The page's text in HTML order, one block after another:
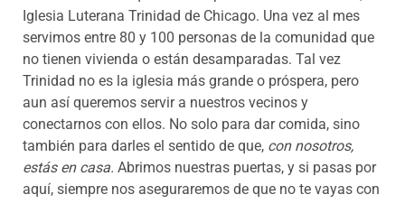
Iglesia Luterana Trinidad de Chicago. Una vez al mes
servimos entre 80 y 100 personas de la comunidad que
no tienen vivienda o están desamparadas. Tal vez
Trinidad no es la iglesia más grande o próspera, pero
aun así queremos servir a nuestros vecinos y
conectarnos con ellos. No solo para dar comida, sino
también para darles el sentido de que, con nosotros,
estás en casa. Abrimos nuestras puertas, y si pasas por
aquí, siempre nos aseguraremos de que no te vayas con